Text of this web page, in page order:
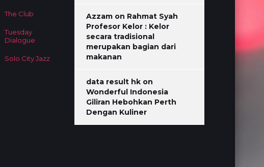
The Club
Tuesday
Dialogue
Solo City Jazz
Azzam on Rahmat Syah
Profesor Kelor : Kelor
secara tradisional
merupakan bagian dari
makanan
data result hk on
Wonderful Indonesia
Giliran Hebohkan Perth
Dengan Kuliner